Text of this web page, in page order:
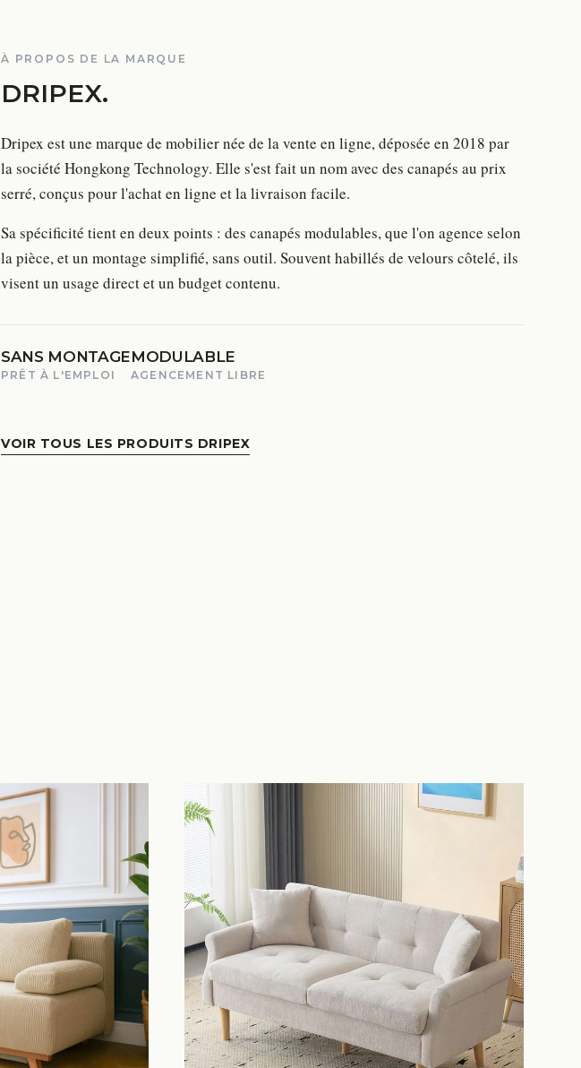
À PROPOS DE LA MARQUE
DRIPEX.
Dripex est une marque de mobilier née de la vente en ligne, déposée en 2018 par
la société Hongkong Technology. Elle s'est fait un nom avec des canapés au prix
serré, conçus pour l'achat en ligne et la livraison facile.
Sa spécificité tient en deux points : des canapés modulables, que l'on agence selon
la pièce, et un montage simplifié, sans outil. Souvent habillés de velours côtelé, ils
visent un usage direct et un budget contenu.
SANS MONTAGE
PRÊT À L'EMPLOI
MODULABLE
AGENCEMENT LIBRE
VOIR TOUS LES PRODUITS DRIPEX